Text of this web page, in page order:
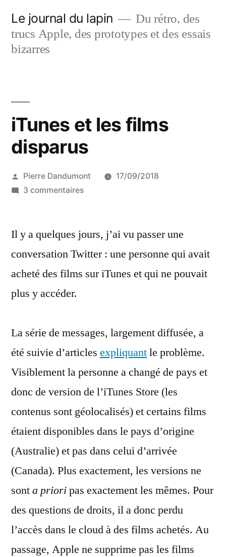
contenu
Le journal du lapin
Du rétro, des
trucs Apple, des prototypes et des essais
bizarres
iTunes et les films
disparus
Publié
par
Pierre Dandumont
17/09/2018
3 commentairessur
les
disparus
Il y a quelques jours, j’ai vu passer une
conversation Twitter : une personne qui avait
acheté des films sur iTunes et qui ne pouvait
plus y accéder.
La série de messages, largement diffusée, a
été suivie d’articles expliquantle problème.
Visiblement la personne a changé de pays et
donc de version de l’iTunes Store (les
contenus sont géolocalisés) et certains films
étaient disponibles dans le pays d’origine
(Australie) et pas dans celui d’arrivée
(Canada). Plus exactement, les versions ne
sonta prioripas exactement les mêmes. Pour
des questions de droits, il a donc perdu
l’accès dans le cloud à des films achetés. Au
passage, Apple ne supprime pas les films